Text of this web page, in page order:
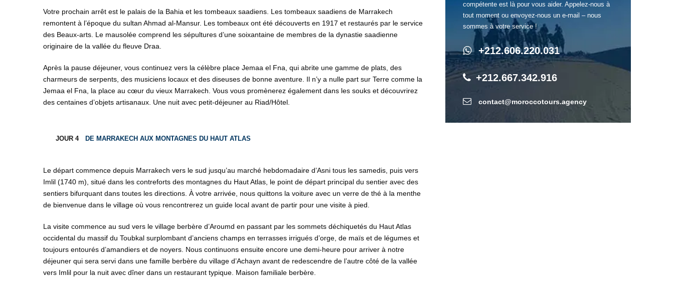
compétente est là pour vous aider. Appelez-nous à
tout moment ou envoyez-nous un e-mail – nous
sommes à votre service !
+212.606.220.031
+212.667.342.916
contact@moroccotours.agency
Votre prochain arrêt est le palais de la Bahia et les tombeaux saadiens. Les tombeaux saadiens de Marrakech
remontent à l’époque du sultan Ahmad al-Mansur. Les tombeaux ont été découverts en 1917 et restaurés par le service
des Beaux-arts. Le mausolée comprend les sépultures d’une soixantaine de membres de la dynastie saadienne
originaire de la vallée du fleuve Draa.
Après la pause déjeuner, vous continuez vers la célèbre place Jemaa el Fna, qui abrite une gamme de plats, des
charmeurs de serpents, des musiciens locaux et des diseuses de bonne aventure. Il n’y a nulle part sur Terre comme la
Jemaa el Fna, la place au cœur du vieux Marrakech. Vous vous promènerez également dans les souks et découvrirez
des centaines d’objets artisanaux. Une nuit avec petit-déjeuner au Riad/Hôtel.
JOUR 4 DE MARRAKECH AUX MONTAGNES DU HAUT ATLAS
Le départ commence depuis Marrakech vers le sud jusqu’au marché hebdomadaire d’Asni tous les samedis, puis vers
Imlil (1740 m), situé dans les contreforts des montagnes du Haut Atlas, le point de départ principal du sentier avec des
sentiers bifurquant dans toutes les directions. À votre arrivée, nous quittons la voiture avec un verre de thé à la menthe
de bienvenue dans le village où vous rencontrerez un guide local avant de partir pour une visite à pied.
La visite commence au sud vers le village berbère d’Aroumd en passant par les sommets déchiquetés du Haut Atlas
occidental du massif du Toubkal surplombant d’anciens champs en terrasses irrigués d’orge, de maïs et de légumes et
toujours entourés d’amandiers et de noyers. Nous continuons ensuite encore une demi-heure pour arriver à notre
déjeuner qui sera servi dans une famille berbère du village d’Achayn avant de redescendre de l’autre côté de la vallée
vers Imlil pour la nuit avec dîner dans un restaurant typique. Maison familiale berbère.